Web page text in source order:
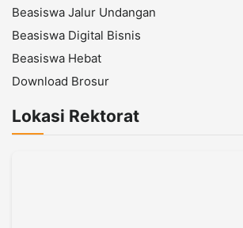
Beasiswa Jalur Undangan
Beasiswa Digital Bisnis
Beasiswa Hebat
Download Brosur
Lokasi Rektorat